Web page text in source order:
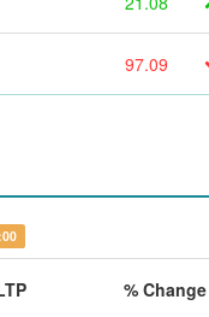
97.09
% Change